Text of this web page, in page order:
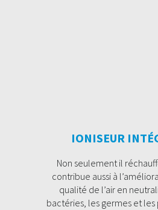
IONISEUR
Non seulement il
contribue aussi à
qualité de l’air en
bactéries, les germes et les